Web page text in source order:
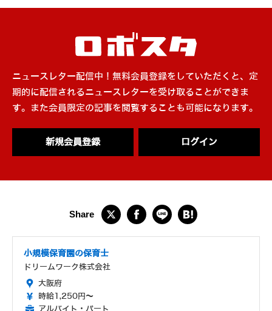
ニュースレター配信中！無料会員登録をしていただくと、定
期的に配信されるニュースレターを受け取ることができま
す。また会員限定の記事を閲覧することも可能になります。
新規会員登録 ログイン
小規模保育園の保育士
ドリームワーク株式会社
大阪府
時給1,250円～
アルバイト・パート